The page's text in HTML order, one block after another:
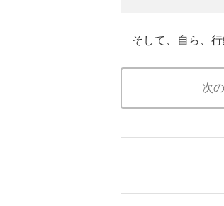
そして、自ら、行
次